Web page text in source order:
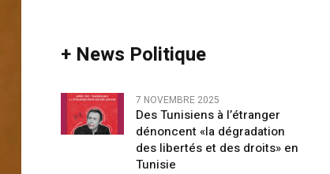
+ News Politique
7 NOVEMBRE 2025
Des Tunisiens à l’étranger
dénoncent «la dégradation
des libertés et des droits» en
Tunisie